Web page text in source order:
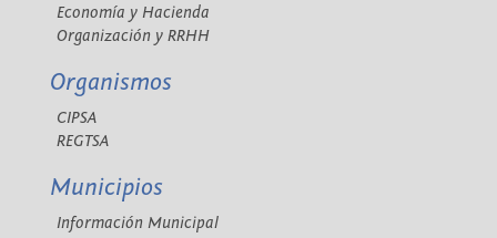
Economía y Hacienda
Organización y RRHH
Organismos
CIPSA
REGTSA
Municipios
Información Municipal